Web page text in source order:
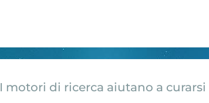
I motori di ricerca aiutano a curarsi